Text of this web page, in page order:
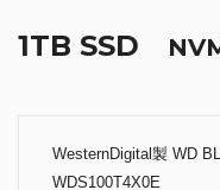
1TB SSD
WesternDigital製 WD
WDS100T4X0E